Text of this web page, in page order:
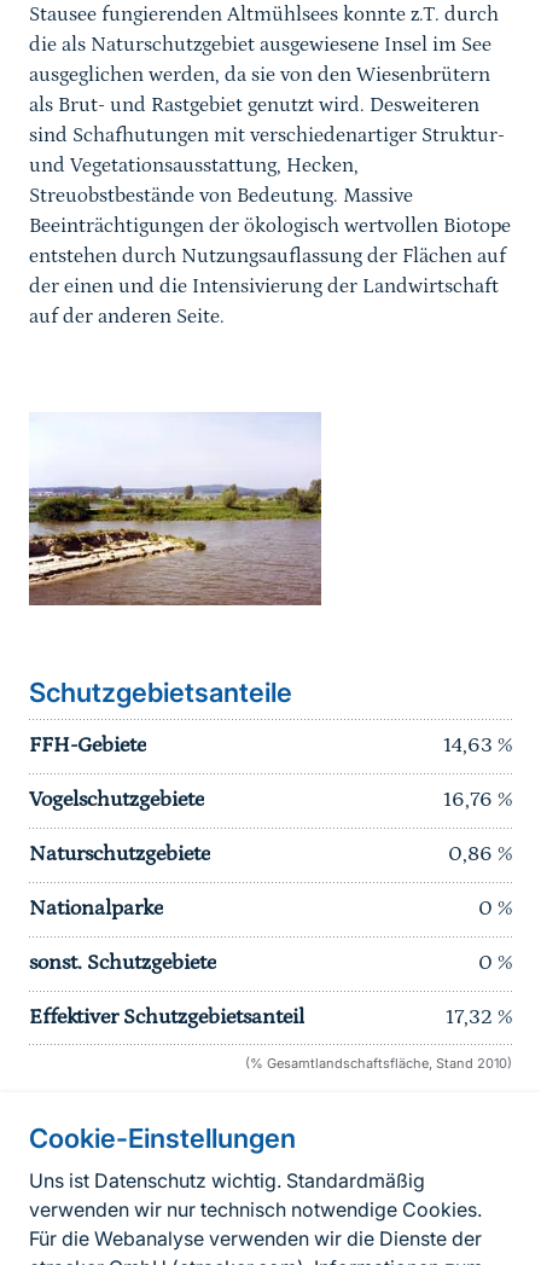
Cookie-Einstellungen
Uns ist Datenschutz wichtig. Standardmäßig
verwenden wir nur technisch notwendige Cookies.
Für die Webanalyse verwenden wir die Dienste der
Stausee fungierenden Altmühlsees konnte z.T. durch
die als Naturschutzgebiet ausgewiesene Insel im See
ausgeglichen werden, da sie von den Wiesenbrütern
als Brut- und Rastgebiet genutzt wird. Desweiteren
sind Schafhutungen mit verschiedenartiger Struktur-
und Vegetationsausstattung, Hecken,
Streuobstbestände von Bedeutung. Massive
Beeinträchtigungen der ökologisch wertvollen Biotope
entstehen durch Nutzungsauflassung der Flächen auf
der einen und die Intensivierung der Landwirtschaft
auf der anderen Seite.
Schutzgebietsanteile
FFH-Gebiete 14,63 %
Vogelschutzgebiete 16,76 %
Naturschutzgebiete 0,86 %
Nationalparke 0 %
sonst. Schutzgebiete 0 %
Effektiver Schutzgebietsanteil 17,32 %
(% Gesamtlandschaftsfläche, Stand 2010)
Informationen zur Seite
FußzeileKontakt zum BfN